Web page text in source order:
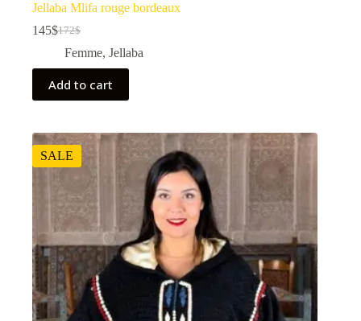
Jellaba Mlifa rouge bordeaux
172$
145$
Femme, Jellaba
Add to cart
SALE